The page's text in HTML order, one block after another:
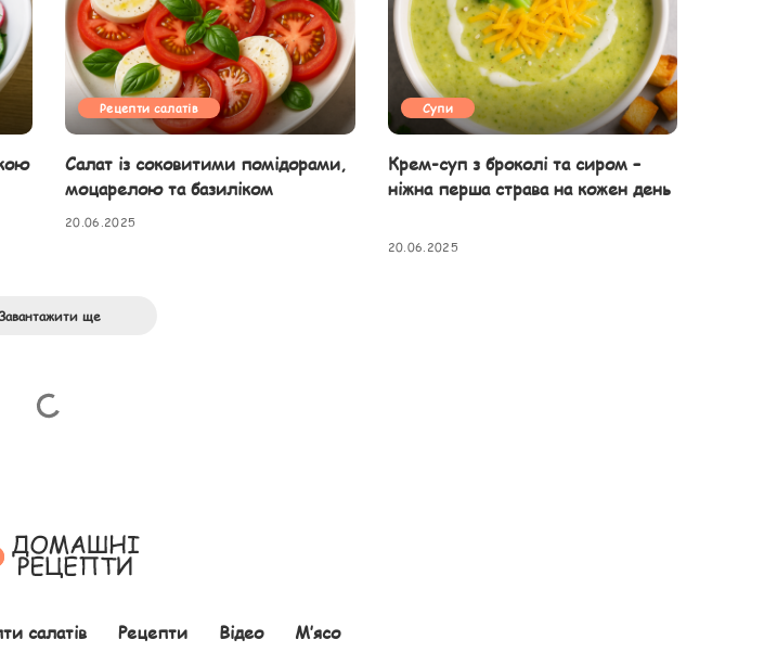
Рецепти салатів
Салат із соковитими помідорами,
моцарелою та базиліком
20.06.2025
Супи
Крем-суп з броколі та сиром –
ніжна перша страва на кожен день
20.06.2025
ще
салатів Рецепти Відео М’ясо